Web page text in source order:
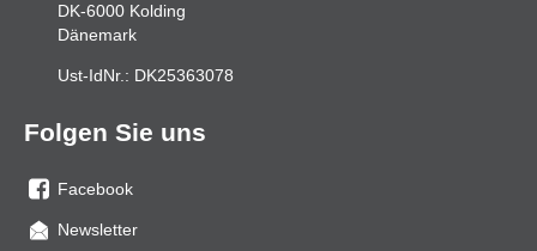
DK-6000 Kolding
Dänemark
Ust-IdNr.: DK25363078
Folgen Sie uns
Sie
uns
Facebook
Newsletter